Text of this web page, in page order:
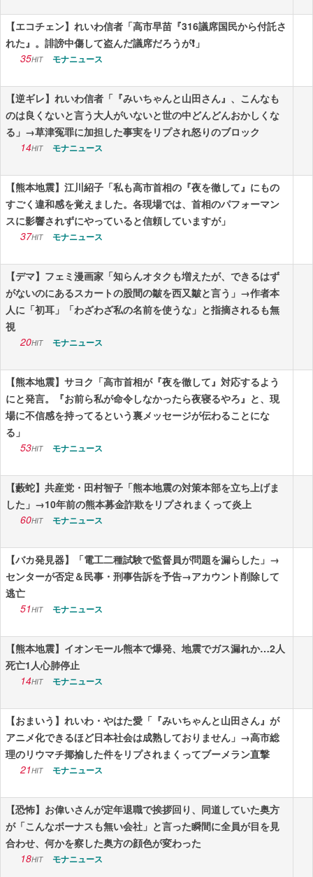
【エコチェン】れいわ信者「高市早苗『316議席国民から付託さ
れた』。誹謗中傷して盗んだ議席だろうが❗️」
35HIT モナニュース
【逆ギレ】れいわ信者「『みいちゃんと山田さん』、こんなも
のは良くないと言う大人がいないと世の中どんどんおかしくな
る」→草津冤罪に加担した事実をリプされ怒りのブロック
14HIT モナニュース
【熊本地震】江川紹子「私も高市首相の『夜を徹して』にもの
すごく違和感を覚えました。各現場では、首相のパフォーマン
スに影響されずにやっていると信頼していますが」
37HIT モナニュース
【デマ】フェミ漫画家「知らんオタクも増えたが、できるはず
がないのにあるスカートの股間の皺を西又皺と言う」→作者本
人に「初耳」「わざわざ私の名前を使うな」と指摘されるも無
視
20HIT モナニュース
【熊本地震】サヨク「高市首相が『夜を徹して』対応するよう
にと発言。『お前ら私が命令しなかったら夜寝るやろ』と、現
場に不信感を持ってるという裏メッセージが伝わることにな
る」
53HIT モナニュース
【藪蛇】共産党・田村智子「熊本地震の対策本部を立ち上げま
した」→10年前の熊本募金詐欺をリプされまくって炎上
60HIT モナニュース
【バカ発見器】「電工二種試験で監督員が問題を漏らした」→
センターが否定＆民事・刑事告訴を予告→アカウント削除して
逃亡
51HIT モナニュース
【熊本地震】イオンモール熊本で爆発、地震でガス漏れか…2人
死亡1人心肺停止
14HIT モナニュース
【おまいう】れいわ・やはた愛「『みいちゃんと山田さん』が
アニメ化できるほど日本社会は成熟しておりません」→高市総
理のリウマチ揶揄した件をリプされまくってブーメラン直撃
21HIT モナニュース
【恐怖】お偉いさんが定年退職で挨拶回り、同道していた奥方
が「こんなボーナスも無い会社」と言った瞬間に全員が目を見
合わせ、何かを察した奥方の顔色が変わった
18HIT モナニュース